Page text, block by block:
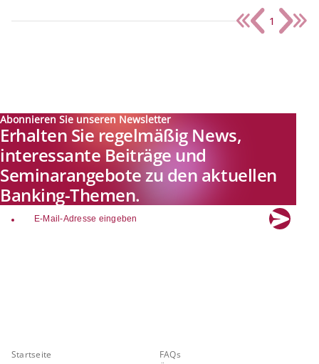
1
Abonnieren Sie unseren Newsletter
Erhalten Sie regelmäßig News,
interessante Beiträge und
Seminarangebote zu den aktuellen
Banking-Themen.
email
Startseite
FAQs